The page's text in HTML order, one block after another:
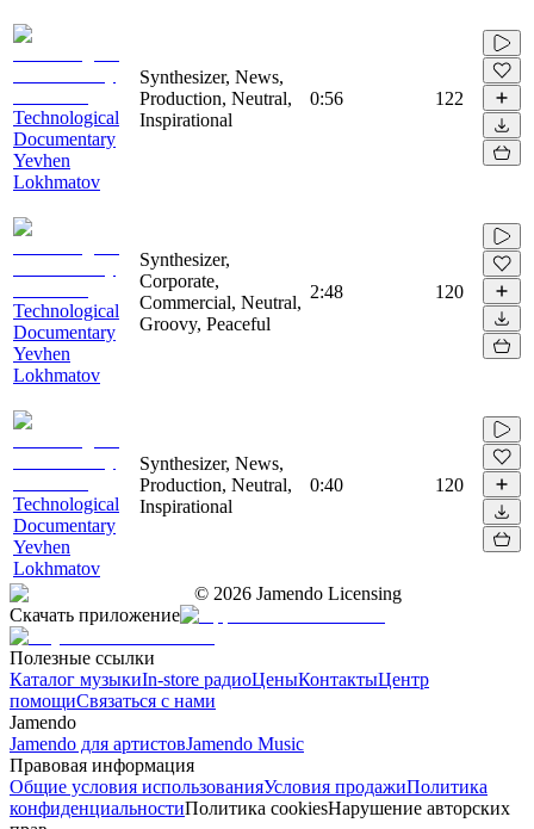
Technological
Documentary
Yevhen
Lokhmatov
Synthesizer, News,
Production, Neutral,
Inspirational
0:56 122
Technological
Documentary
Yevhen
Lokhmatov
Synthesizer,
Corporate,
Commercial, Neutral,
Groovy, Peaceful
2:48 120
Technological
Documentary
Yevhen
Lokhmatov
Synthesizer, News,
Production, Neutral,
Inspirational
0:40 120
© 2026 Jamendo Licensing
Скачать приложение
Полезные ссылки
Каталог музыкиIn-store радиоЦеныКонтактыЦентр
помощиСвязаться с нами
Jamendo
Jamendo для артистовJamendo Music
Правовая информация
Общие условия использованияУсловия продажиПолитика
конфиденциальностиПолитика cookiesНарушение авторских